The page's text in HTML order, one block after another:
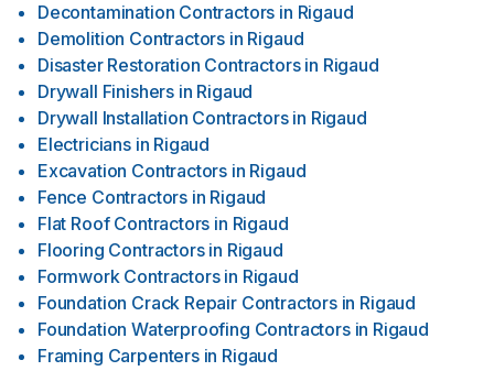
Decontamination Contractors in Rigaud
Demolition Contractors in Rigaud
Disaster Restoration Contractors in Rigaud
Drywall Finishers in Rigaud
Drywall Installation Contractors in Rigaud
Electricians in Rigaud
Excavation Contractors in Rigaud
Fence Contractors in Rigaud
Flat Roof Contractors in Rigaud
Flooring Contractors in Rigaud
Formwork Contractors in Rigaud
Foundation Crack Repair Contractors in Rigaud
Foundation Waterproofing Contractors in Rigaud
Framing Carpenters in Rigaud